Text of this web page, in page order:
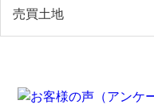
売買土地